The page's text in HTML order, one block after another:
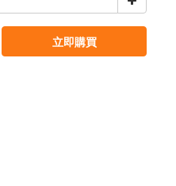
立即購買